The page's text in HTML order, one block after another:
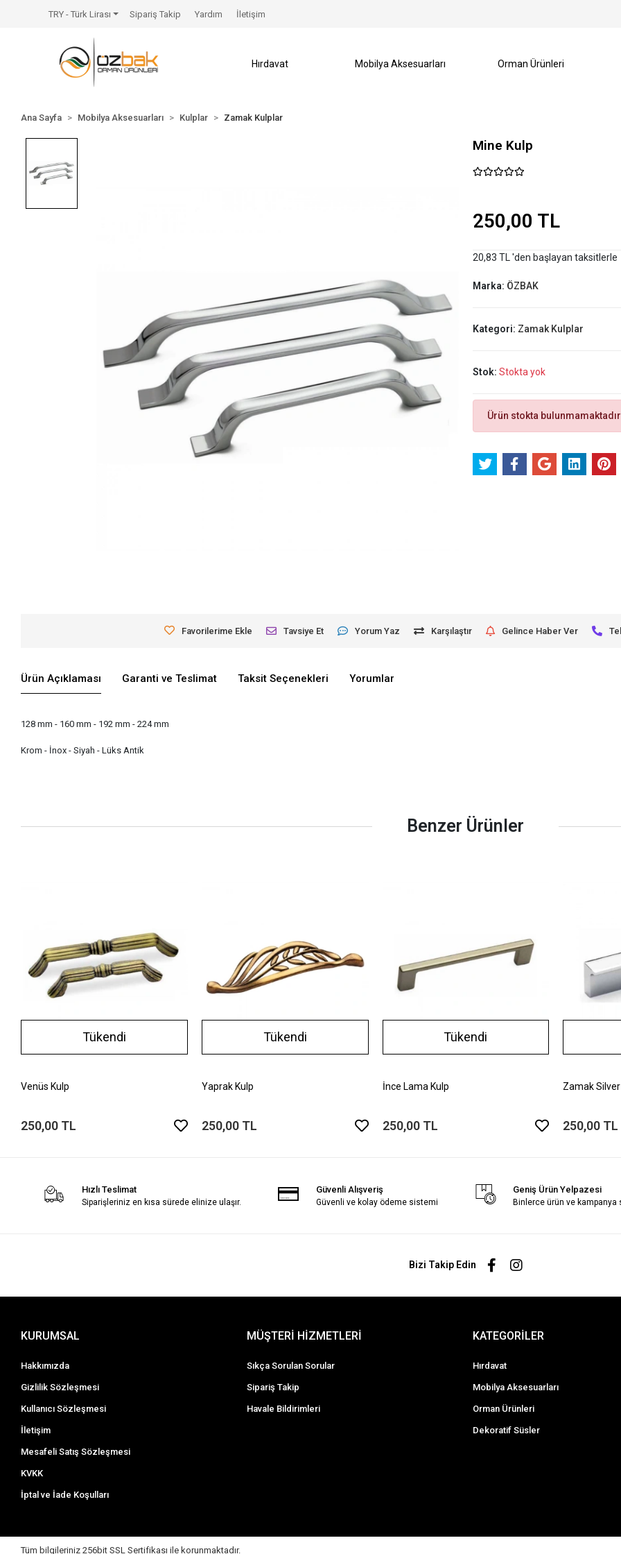
TRY - Türk Lirası Sipariş Takip Yardım İletişim
Hırdavat Mobilya Aksesuarları Orman Ürünleri
Ana Sayfa Mobilya Aksesuarları Kulplar Zamak Kulplar
Mine Kulp
250,00 TL
20,83 TL 'den başlayan taksitlerle
Marka: ÖZBAK
Kategori: Zamak Kulplar
Stok: Stokta yok
Ürün stokta
Favorilerime Ekle Tavsiye Et Yorum Yaz Karşılaştır Gelince Haber Ver
Ürün Açıklaması Garanti ve Teslimat Taksit Seçenekleri Yorumlar
128 mm - 160 mm - 192 mm - 224 mm
Krom - İnox - Siyah - Lüks Antik
Benzer Ürünler
Tükendi
Venüs Kulp
250,00 TL
Tükendi
Yaprak Kulp
250,00 TL
Tükendi
İnce Lama Kulp
250,00 TL
Zamak
250,00 TL
Hızlı Teslimat
Siparişleriniz en kısa sürede elinize ulaşır.
Güvenli Alışveriş
Güvenli ve kolay ödeme sistemi
Geniş Ürün Yelpazesi
Binlerce ürün ve kampanya
Bizi Takip Edin
KURUMSAL
Hakkımızda
Gizlilik Sözleşmesi
Kullanıcı Sözleşmesi
İletişim
Mesafeli Satış Sözleşmesi
KVKK
İptal ve İade Koşulları
MÜŞTERİ HİZMETLERİ
Sıkça Sorulan Sorular
Sipariş Takip
Havale Bildirimleri
KATEGORİLER
Hırdavat
Mobilya Aksesuarları
Orman Ürünleri
Dekoratif Süsler
Tüm bilgileriniz 256bit SSL Sertifikası ile korunmaktadır.